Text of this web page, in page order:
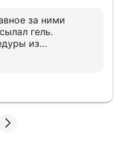
за ними
гель.
из
до и
спиртовой